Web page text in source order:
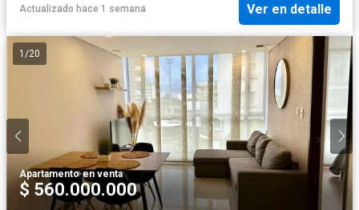
Actualizado hace 1 semana Ver en detalle
1 /20
Apartamento·en venta
$ 560.000.000